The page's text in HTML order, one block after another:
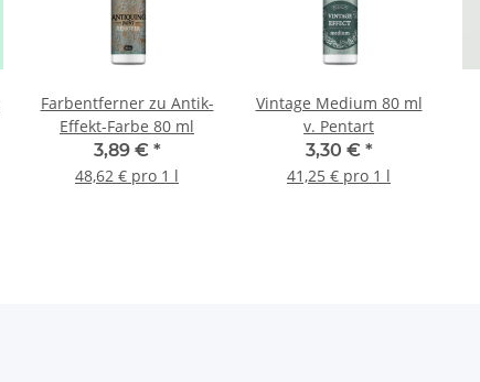
Farbentferner zu Antik-
Effekt-Farbe 80 ml
3,89 € *
48,62 € pro 1 l
Vintage Medium 80 ml
v. Pentart
3,30 € *
41,25 € pro 1 l